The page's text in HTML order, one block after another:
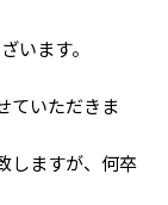
います。
ていただきま
しますが、何卒